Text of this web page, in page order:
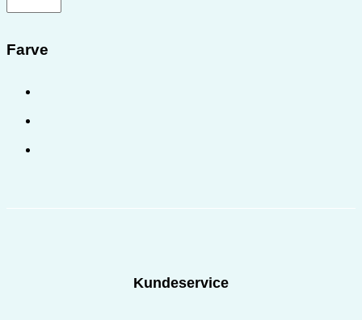
Farve
Kundeservice